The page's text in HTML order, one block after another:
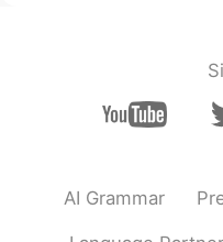
PH
@selfdiscipline
哈哈
CN EN
AI Grammar